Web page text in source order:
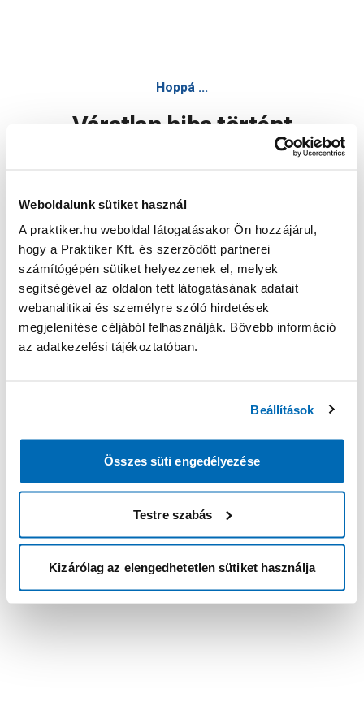
Weboldalunk sütiket használ
A praktiker.hu weboldal látogatásakor Ön hozzájárul,
hogy a Praktiker Kft. és szerződött partnerei
számítógépén sütiket helyezzenek el, melyek
segítségével az oldalon tett látogatásának adatait
webanalitikai és személyre szóló hirdetések
megjelenítése céljából felhasználják. Bővebb információ
az adatkezelési tájékoztatóban.
Beállítások
Összes süti engedélyezése
Testre szabás
Kizárólag az elengedhetetlen sütiket használja
Hoppá ...
Váratlan hiba történt
Oldal újratöltése